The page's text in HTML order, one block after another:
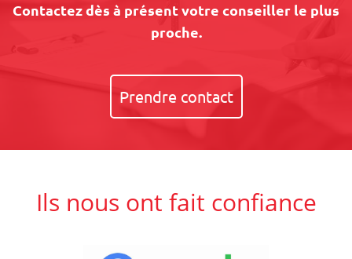
Contactez dès à présent votre conseiller le plus
proche.
Prendre contact
Ils nous ont fait confiance